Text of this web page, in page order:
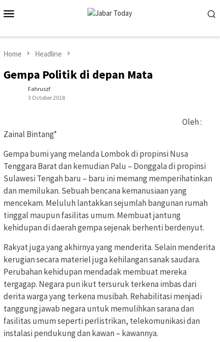
to
Home Headline
Gempa Politik di depan Mata
Fahruszf
3 October 2018
Oleh :
Zainal Bintang*
Gempa bumi yang melanda Lombok di propinsi Nusa
Tenggara Barat dan kemudian Palu – Donggala di propinsi
Sulawesi Tengah baru – baru ini memang memperihatinkan
dan memilukan. Sebuah bencana kemanusiaan yang
mencekam. Meluluh lantakkan sejumlah bangunan rumah
tinggal maupun fasilitas umum. Membuat jantung
kehidupan di daerah gempa sejenak berhenti berdenyut.
Rakyat juga yang akhirnya yang menderita. Selain menderita
kerugian secara materiel juga kehilangan sanak saudara.
Perubahan kehidupan mendadak membuat mereka
tergagap. Negara pun ikut tersuruk terkena imbas dari
derita warga yang terkena musibah. Rehabilitasi menjadi
tanggung jawab negara untuk memulihkan sarana dan
fasilitas umum seperti perlistrikan, telekomunikasi dan
instalasi pendukung dan kawan – kawannya.